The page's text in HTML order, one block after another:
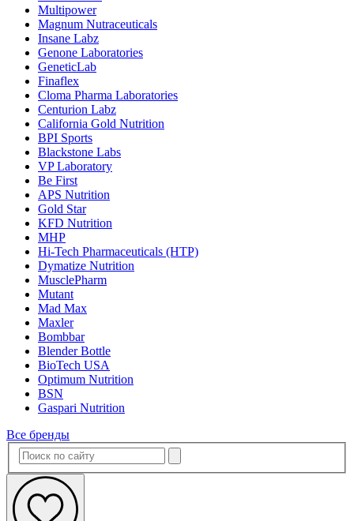
Multipower
Magnum Nutraceuticals
Insane Labz
Genone Laboratories
GeneticLab
Finaflex
Cloma Pharma Laboratories
Centurion Labz
California Gold Nutrition
BPI Sports
Blackstone Labs
VP Laboratory
Be First
APS Nutrition
Gold Star
KFD Nutrition
MHP
Hi-Tech Pharmaceuticals (HTP)
Dymatize Nutrition
MusclePharm
Mutant
Mad Max
Maxler
Bombbar
Blender Bottle
BioTech USA
Optimum Nutrition
BSN
Gaspari Nutrition
Все бренды